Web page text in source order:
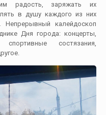
радость, заряжать их
в душу каждого из них
калейдоскоп
Дня города: концерты,
состязания,